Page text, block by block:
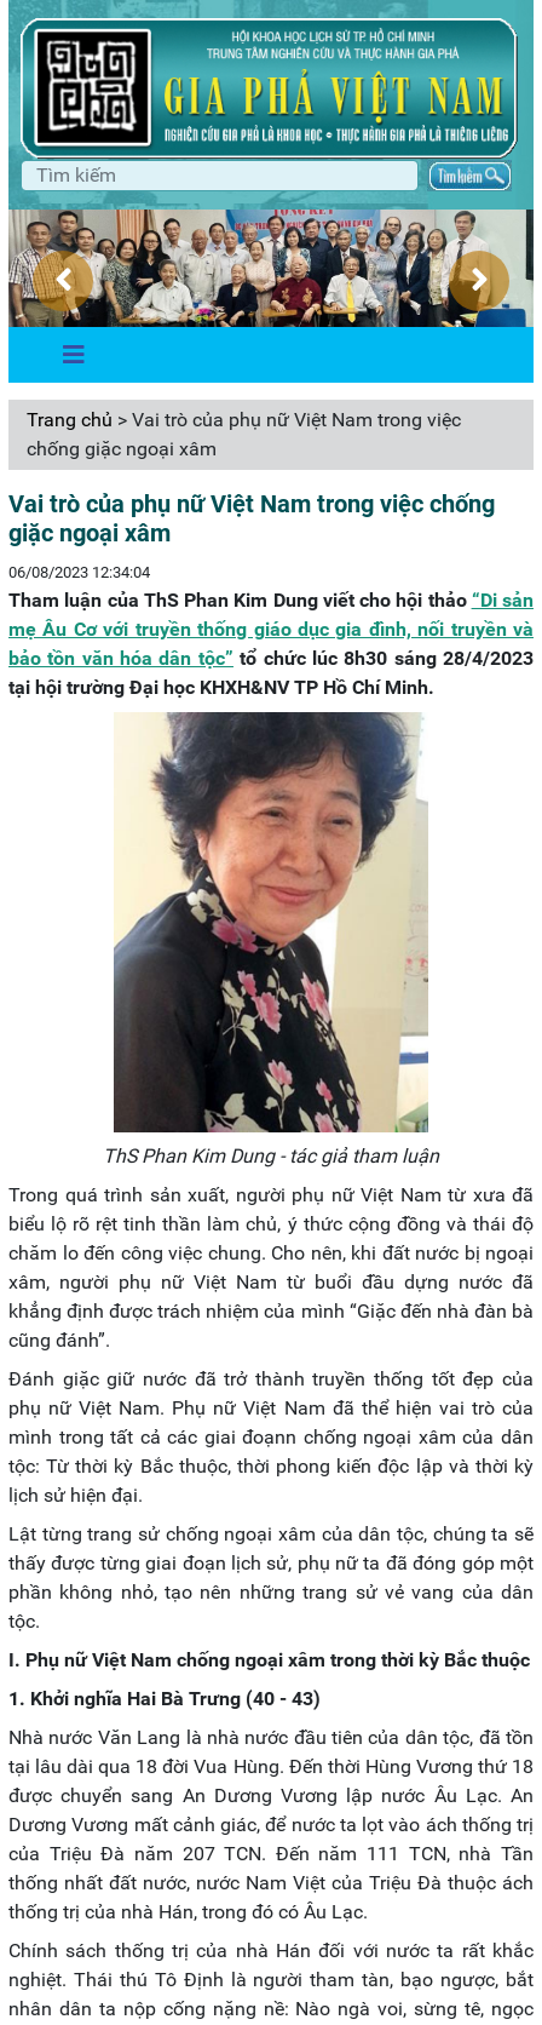
Trang chủ > Vai trò của phụ nữ Việt Nam trong việc
chống giặc ngoại xâm
Vai trò của phụ nữ Việt Nam trong việc chống
giặc ngoại xâm
06/08/2023 12:34:04
Tham luận của ThS Phan Kim Dung viết cho hội thảo “Di sản
mẹ Âu Cơ với truyền thống giáo dục gia đình, nối truyền và
bảo tồn văn hóa dân tộc” tổ chức lúc 8h30 sáng 28/4/2023
tại hội trường Đại học KHXH&NV TP Hồ Chí Minh.
ThS Phan Kim Dung - tác giả tham luận
Trong quá trình sản xuất, người phụ nữ Việt Nam từ xưa đã
biểu lộ rõ rệt tinh thần làm chủ, ý thức cộng đồng và thái độ
chăm lo đến công việc chung. Cho nên, khi đất nước bị ngoại
xâm, người phụ nữ Việt Nam từ buổi đầu dựng nước đã
khẳng định được trách nhiệm của mình “Giặc đến nhà đàn bà
cũng đánh”.
Đánh giặc giữ nước đã trở thành truyền thống tốt đẹp của
phụ nữ Việt Nam. Phụ nữ Việt Nam đã thể hiện vai trò của
mình trong tất cả các giai đoạnn chống ngoại xâm của dân
tộc: Từ thời kỳ Bắc thuộc, thời phong kiến độc lập và thời kỳ
lịch sử hiện đại.
Lật từng trang sử chống ngoại xâm của dân tộc, chúng ta sẽ
thấy được từng giai đoạn lịch sử, phụ nữ ta đã đóng góp một
phần không nhỏ, tạo nên những trang sử vẻ vang của dân
tộc.
I. Phụ nữ Việt Nam chống ngoại xâm trong thời kỳ Bắc thuộc
1. Khởi nghĩa Hai Bà Trưng (40 - 43)
Nhà nước Văn Lang là nhà nước đầu tiên của dân tộc, đã tồn
tại lâu dài qua 18 đời Vua Hùng. Đến thời Hùng Vương thứ 18
được chuyển sang An Dương Vương lập nước Âu Lạc. An
Dương Vương mất cảnh giác, để nước ta lọt vào ách thống trị
của Triệu Đà năm 207 TCN. Đến năm 111 TCN, nhà Tần
thống nhất đất nước, nước Nam Việt của Triệu Đà thuộc ách
thống trị của nhà Hán, trong đó có Âu Lạc.
Chính sách thống trị của nhà Hán đối với nước ta rất khắc
nghiệt. Thái thú Tô Định là người tham tàn, bạo ngược, bắt
nhân dân ta nộp cống nặng nề: Nào ngà voi, sừng tê, ngọc